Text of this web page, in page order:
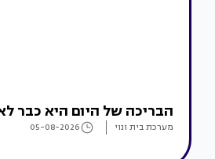
הבריכה של היום היא כבר
מערכת בית ונוי 05-08-2026